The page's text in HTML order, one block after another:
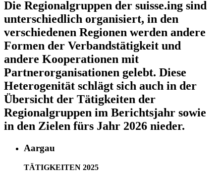
Die Regionalgruppen der suisse.ing sind
unterschiedlich organisiert, in den
verschiedenen Regionen werden andere
Formen der Verbandstätigkeit und
andere Kooperationen mit
Partnerorganisationen gelebt. Diese
Heterogenität schlägt sich auch in der
Übersicht der Tätigkeiten der
Regionalgruppen im Berichtsjahr sowie
in den Zielen fürs Jahr 2026 nieder.
Aargau
TÄTIGKEITEN 2025